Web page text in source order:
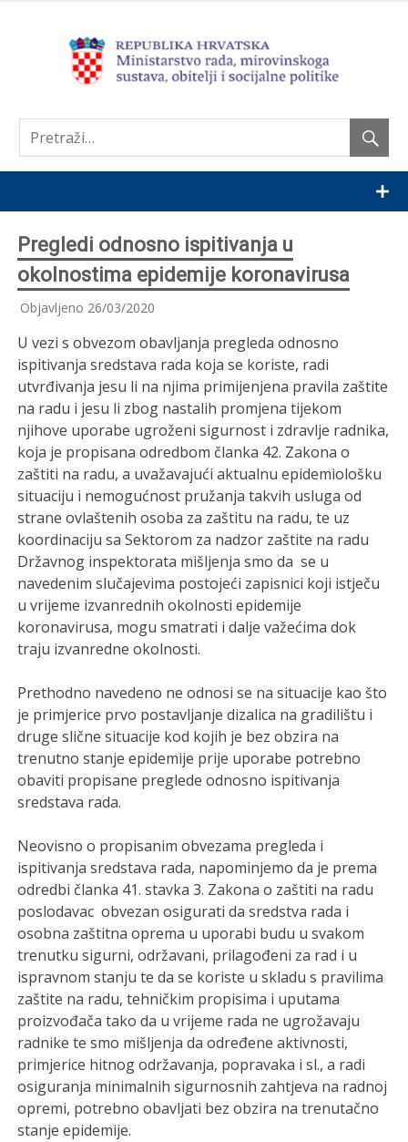
Pregledi odnosno ispitivanja u
okolnostima epidemije koronavirusa
Objavljeno 26/03/2020
U vezi s obvezom obavljanja pregleda odnosno
ispitivanja sredstava rada koja se koriste, radi
utvrđivanja jesu li na njima primijenjena pravila zaštite
na radu i jesu li zbog nastalih promjena tijekom
njihove uporabe ugroženi sigurnost i zdravlje radnika,
koja je propisana odredbom članka 42. Zakona o
zaštiti na radu, a uvažavajući aktualnu epidemiološku
situaciju i nemogućnost pružanja takvih usluga od
strane ovlaštenih osoba za zaštitu na radu, te uz
koordinaciju sa Sektorom za nadzor zaštite na radu
Državnog inspektorata mišljenja smo da se u
navedenim slučajevima postojeći zapisnici koji istječu
u vrijeme izvanrednih okolnosti epidemije
koronavirusa, mogu smatrati i dalje važećima dok
traju izvanredne okolnosti.
Prethodno navedeno ne odnosi se na situacije kao što
je primjerice prvo postavljanje dizalica na gradilištu i
druge slične situacije kod kojih je bez obzira na
trenutno stanje epidemije prije uporabe potrebno
obaviti propisane preglede odnosno ispitivanja
sredstava rada.
Neovisno o propisanim obvezama pregleda i
ispitivanja sredstava rada, napominjemo da je prema
odredbi članka 41. stavka 3. Zakona o zaštiti na radu
poslodavac obvezan osigurati da sredstva rada i
osobna zaštitna oprema u uporabi budu u svakom
trenutku sigurni, održavani, prilagođeni za rad i u
ispravnom stanju te da se koriste u skladu s pravilima
zaštite na radu, tehničkim propisima i uputama
proizvođača tako da u vrijeme rada ne ugrožavaju
radnike te smo mišljenja da određene aktivnosti,
primjerice hitnog održavanja, popravaka i sl., a radi
osiguranja minimalnih sigurnosnih zahtjeva na radnoj
opremi, potrebno obavljati bez obzira na trenutačno
stanje epidemije.